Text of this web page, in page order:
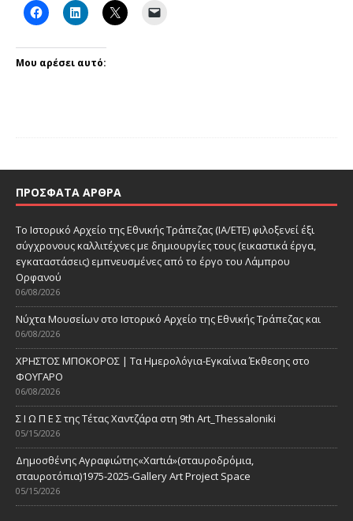
Μου αρέσει αυτό:
ΠΡΌΣΦΑΤΑ ΆΡΘΡΑ
Το Ιστορικό Αρχείο της Εθνικής Τράπεζας (ΙΑ/ΕΤΕ) φιλοξενεί έξι
σύγχρονους καλλιτέχνες με δημιουργίες τους (εικαστικά έργα,
εγκαταστάσεις) εμπνευσμένες από το έργο του Λάμπρου
Ορφανού
06/08/2026
Νύχτα Μουσείων στο Ιστορικό Αρχείο της Εθνικής Τράπεζας και
06/08/2026
ΧΡΗΣΤΟΣ ΜΠΟΚΟΡΟΣ | Τα Ημερολόγια-Εγκαίνια Έκθεσης στο
ΦΟΥΓΑΡΟ
06/08/2026
Σ Ι Ω Π Ε Σ της Τέτας Χαντζάρα στη 9th Art_Thessaloniki
05/15/2026
Δημοσθένης Αγραφιώτης«Xαrtιά»(σταυροδρόμια,
σταυροτόπια)1975-2025-Gallery Art Project Space
05/15/2026